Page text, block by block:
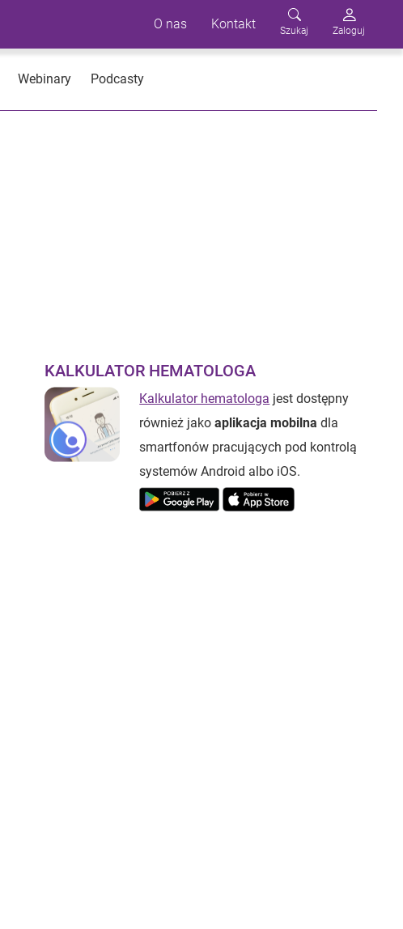
O nas Kontakt Szukaj Zaloguj
Webinary Podcasty
KALKULATOR HEMATOLOGA
Kalkulator hematologa jest dostępny
również jakoaplikacja mobilna dla
smartfonów pracujących pod kontrolą
systemów Android albo iOS.